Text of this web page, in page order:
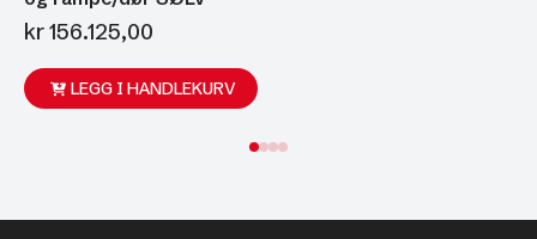
kr156.125,00
LEGG I HANDLEKURV